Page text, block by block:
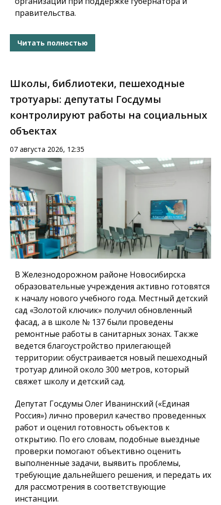
правительства.
Читать полностью
Школы, библиотеки, пешеходные
тротуары: депутаты Госдумы
контролируют работы на социальных
объектах
07 августа 2026, 12:35
В Железнодорожном районе Новосибирска
образовательные учреждения активно готовятся
к началу нового учебного года. Местный детский
сад «Золотой ключик» получил обновленный
фасад, а в школе № 137 были проведены
ремонтные работы в санитарных зонах. Также
ведется благоустройство прилегающей
территории: обустраивается новый пешеходный
тротуар длиной около 300 метров, который
свяжет школу и детский сад.
Депутат Госдумы Олег Иванинский («Единая
Россия») лично проверил качество проведенных
работ и оценил готовность объектов к
открытию. По его словам, подобные выездные
проверки помогают объективно оценить
выполненные задачи, выявить проблемы,
требующие дальнейшего решения, и передать их
для рассмотрения в соответствующие
инстанции.